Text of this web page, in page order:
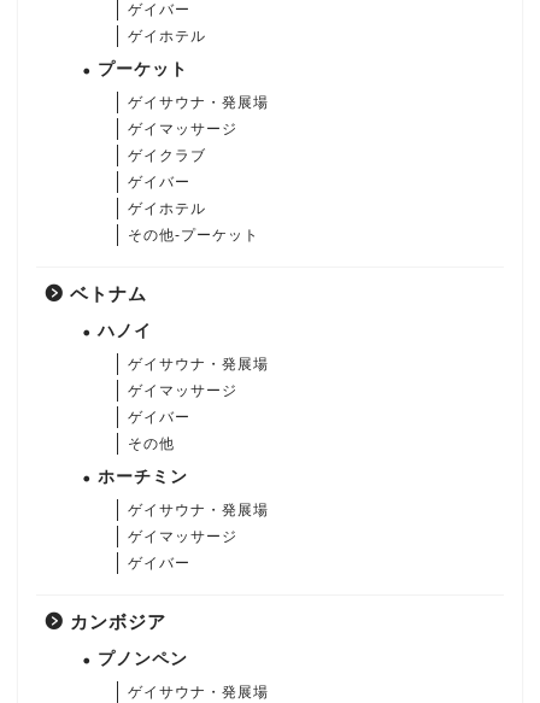
ゲイバー
ゲイホテル
プーケット
ゲイサウナ・発展場
ゲイマッサージ
ゲイクラブ
ゲイバー
ゲイホテル
その他-プーケット
ベトナム
ハノイ
ゲイサウナ・発展場
ゲイマッサージ
ゲイバー
その他
ホーチミン
ゲイサウナ・発展場
ゲイマッサージ
ゲイバー
カンボジア
プノンペン
ゲイサウナ・発展場